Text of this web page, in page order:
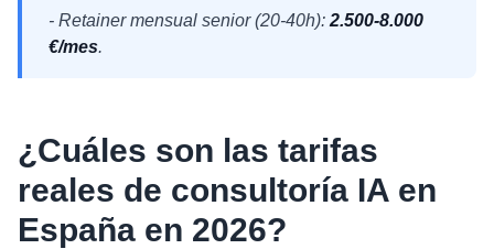
- Retainer mensual senior (20-40h): 2.500-8.000
€/mes.
¿Cuáles son las tarifas
reales de consultoría IA en
España en 2026?